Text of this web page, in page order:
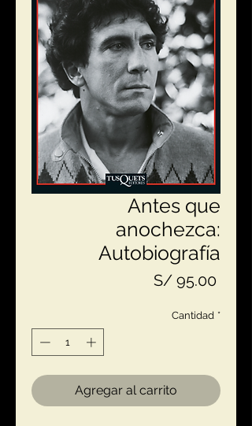
Antes que
anochezca:
Autobiografía
S/ 95.00Precio
Cantidad *
Agregar al carrito